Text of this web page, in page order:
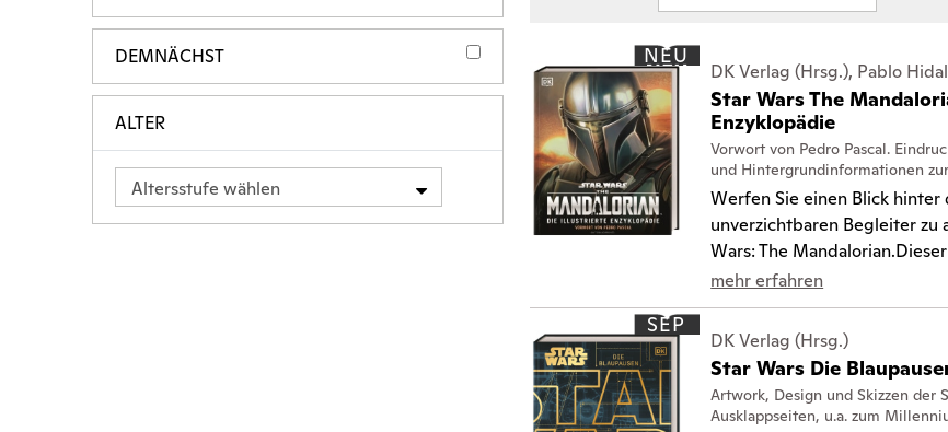
DEMNÄCHST
ALTER
Altersstufe wählen
NEU
DK Verlag (Hrsg.), Pablo
Star Wars The
Enzyklopädie
Vorwort von Pedro Pascal.
und Hintergrundinformationen
Werfen Sie einen Blick hinter
unverzichtbaren Begleiter zu
Wars: The
mehr erfahren
SEP
DK Verlag (Hrsg.)
Star Wars Die
Artwork, Design und Skizzen der
Ausklappseiten, u.a. zum